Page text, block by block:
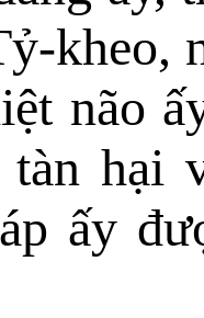
kheo,
não
tàn hại
ấy